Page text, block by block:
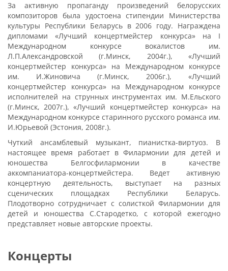
За активную пропаганду произведений белорусских
композиторов была удостоена стипендии Министерства
культуры Республики Беларусь в 2006 году. Награждена
дипломами «Лучший концертмейстер конкурса» на І
Международном конкурсе вокалистов им.
Л.П.Александровской (г.Минск, 2004г.), «Лучший
концертмейстер конкурса» на Международном конкурсе
им. И.Жиновича (г.Минск, 2006г.), «Лучший
концертмейстер конкурса» на Международном конкурсе
исполнителей на струнных инструментах им. М.Ельского
(г.Минск, 2007г.), «Лучший концертмейстер конкурса» на
Международном конкурсе старинного русского романса им.
И.Юрьевой (Эстония, 2008г.).
Чуткий ансамблевый музыкант, пианистка-виртуоз. В
настоящее время работает в Филармонии для детей и
юношества Белгосфилармонии в качестве
аккомпаниатора-концертмейстера. Ведет активную
концертную деятельность, выступает на разных
сценических площадках Республики Беларусь.
Плодотворно сотрудничает с солисткой Филармонии для
детей и юношества С.Стародетко, с которой ежегодно
представляет новые авторские проекты.
Концерты